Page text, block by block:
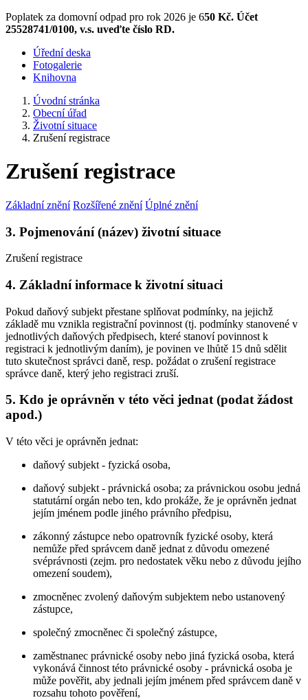
Poplatek za domovní odpad pro rok 2026 je 650 Kč. Účet
25528741/0100, v.s. uveďte číslo RD.
Úřední deska
Fotogalerie
Knihovna
Úvodní stránka
Obecní úřad
Životní situace
Zrušení registrace
Zrušení registrace
Základní znění Rozšířené znění Úplné znění
3. Pojmenování (název) životní situace
Zrušení registrace
4. Základní informace k životní situaci
Pokud daňový subjekt přestane splňovat podmínky, na jejichž
základě mu vznikla registrační povinnost (tj. podmínky stanovené v
jednotlivých daňových předpisech, které stanoví povinnost k
registraci k jednotlivým daním), je povinen ve lhůtě 15 dnů sdělit
tuto skutečnost správci daně, resp. požádat o zrušení registrace
správce daně, který jeho registraci zruší.
5. Kdo je oprávněn v této věci jednat (podat žádost
apod.)
V této věci je oprávněn jednat:
daňový subjekt - fyzická osoba,
daňový subjekt - právnická osoba; za právnickou osobu jedná
statutární orgán nebo ten, kdo prokáže, že je oprávněn jednat
jejím jménem podle jiného právního předpisu,
zákonný zástupce nebo opatrovník fyzické osoby, která
nemůže před správcem daně jednat z důvodu omezené
svéprávnosti (zejm. pro nedostatek věku nebo z důvodu jejího
omezení soudem),
zmocněnec zvolený daňovým subjektem nebo ustanovený
zástupce,
společný zmocněnec či společný zástupce,
zaměstnanec právnické osoby nebo jiná fyzická osoba, která
vykonává činnost této právnické osoby - právnická osoba je
může pověřit, aby jednali jejím jménem před správcem daně v
rozsahu tohoto pověření,